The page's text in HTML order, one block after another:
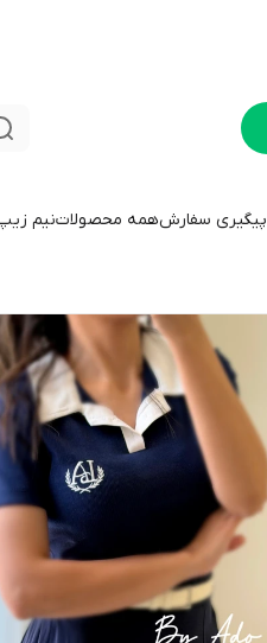
پیگیری سفارشهمه محصولاتنيم